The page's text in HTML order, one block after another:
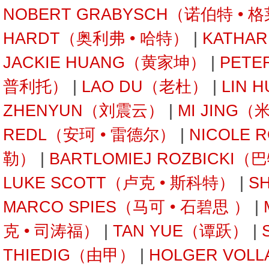
NOBERT GRABYSCH（诺伯特 •
HARDT（奥利弗 • 哈特）
JACKIE HUANG（黄家坤）
普利托）
LAO DU（老杜）
LIN
ZHENYUN（刘震云）
MI JING（
REDL（安珂 • 雷德尔）
NICOLE
勒）
BARTLOMIEJ ROZBICKI（
LUKE SCOTT（卢克 • 斯科特）
MARCO SPIES（马可 • 石碧思 ）
克 • 司涛福）
TAN YUE（谭跃）
THIEDIG（由甲）
HOLGER